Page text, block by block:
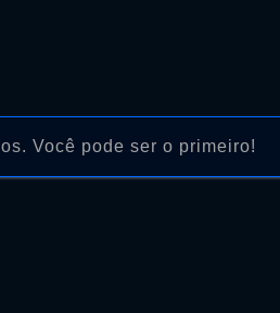
Você pode ser o primeiro!